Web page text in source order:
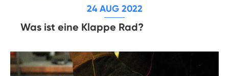
24 AUG 2022
Was ist eine Klappe Rad?